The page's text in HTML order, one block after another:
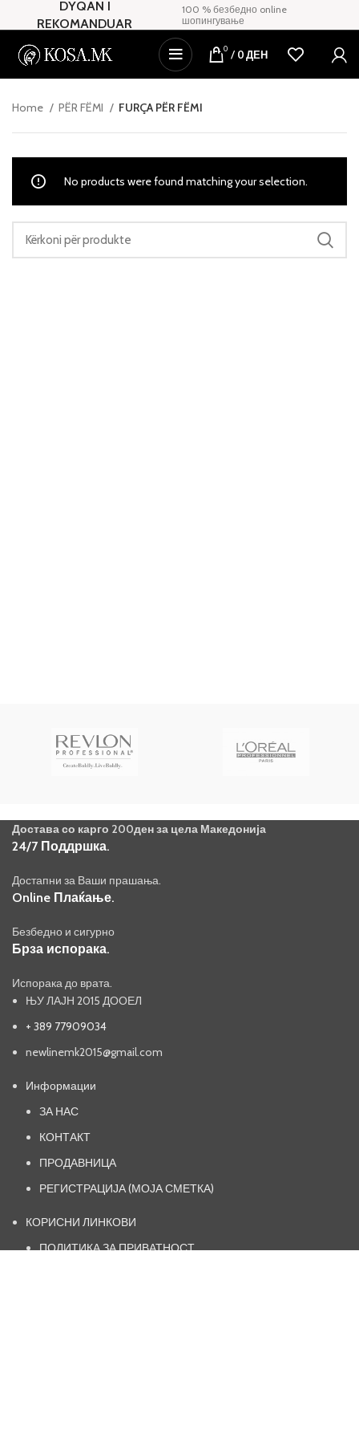
DYQAN I
REKOMANDUAR
100 % безбедно online
шопингување
0 / 0ДЕН
Home PËR FËMI FURÇA PËR FËMI
No products were found matching your selection.
Достава со карго 200ден за цела Македонија
24/7 Поддршка.
Достапни за Ваши прашања.
Online Плаќање.
Безбедно и сигурно
Брза испорака.
Испорака до врата.
ЊУ ЛАЈН 2015 ДООЕЛ
+ 389 77909034
newlinemk2015@gmail.com
Информации
ЗА НАС
КОНТАКТ
ПРОДАВНИЦА
РЕГИСТРАЦИЈА (МОЈА СМЕТКА)
КОРИСНИ ЛИНКОВИ
ПОЛИТИКА ЗА ПРИВАТНОСТ